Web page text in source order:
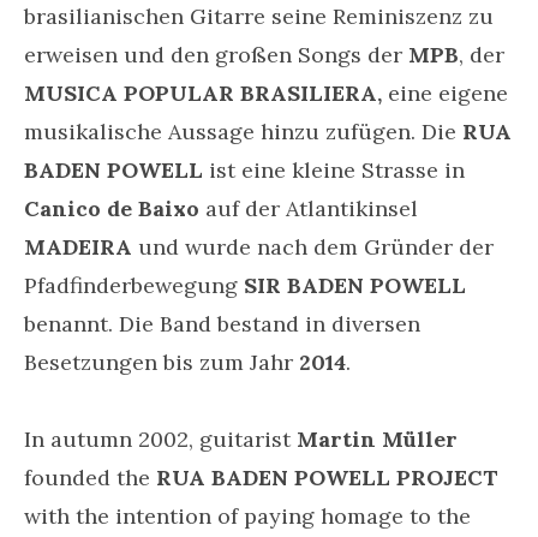
brasilianischen Gitarre seine Reminiszenz zu
erweisen und den großen Songs der MPB, der
MUSICA POPULAR BRASILIERA, eine eigene
musikalische Aussage hinzu zufügen. Die RUA
BADEN POWELL ist eine kleine Strasse in
Canico de Baixo auf der Atlantikinsel
MADEIRA und wurde nach dem Gründer der
Pfadfinderbewegung SIR BADEN POWELL
benannt. Die Band bestand in diversen
Besetzungen bis zum Jahr 2014.
In autumn 2002, guitarist Martin Müller
founded the RUA BADEN POWELL PROJECT
with the intention of paying homage to the